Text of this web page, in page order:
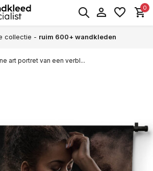
0
formaten -altijd een passende maat
art portret van een verbl...